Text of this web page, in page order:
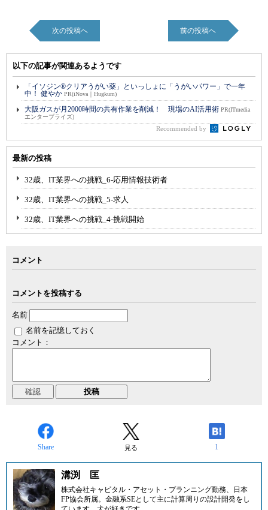
次の投稿へ 前の投稿へ
以下の記事が関連あるようです
「イソジン®クリアうがい薬」といっしょに「うがいパワー」で一年
中！ 健やか PR(iNova｜Hugkum)
大阪ガスが月2000時間の共有作業を削減！ 現場のAI活用術 PR(ITmedia
エンタープライズ)
Recommended by
最新の投稿
32歳、IT業界への挑戦_6-応用情報技術者
32歳、IT業界への挑戦_5-求人
32歳、IT業界への挑戦_4-挑戦開始
コメント
コメントを投稿する
名前
名前を記憶しておく
コメント：
Share 見る 1
溝渕 匡
株式会社キャピタル・アセット・プランニング勤務、日本
FP協会所属。金融系SEとして主に計算周りの設計開発をし